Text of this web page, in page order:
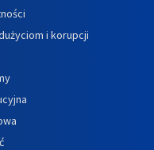
i korupcji